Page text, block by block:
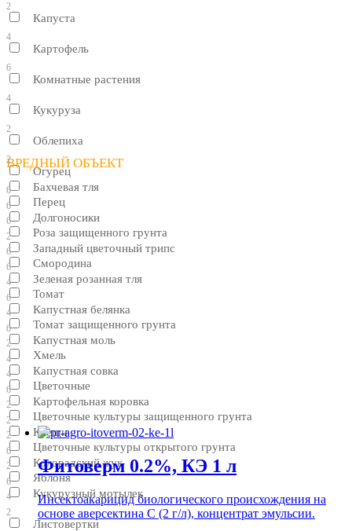
2
Капуста
4
Картофель
6
Комнатные растения
4
Кукуруза
2
Облепиха
2
Огурец
6
Перец
6
Роза защищенного грунта
6
Смородина
4
Томат
4
Томат защищенного грунта
2
Хмель
4
Цветочные
2
Цветочные культуры защищенного грунта
2
Цветочные культуры открытого грунта
2
Яблоня
4
ВРЕДНЫЙ ОБЪЕКТ
Бахчевая тля
6
Долгоносики
2
Западный цветочный трипс
6
Зеленая розанная тля
6
Капустная белянка
6
Капустная моль
4
Капустная совка
6
Картофельная коровка
2
Клещи
6
Колорадский жук
6
Кукурузный мотылек
2
Листовертки
Фитоверм 0.2%, КЭ 1 л
Инсектоакарицид биологического происхождения на
основе аверсектина С (2 г/л), концентрат эмульсии.